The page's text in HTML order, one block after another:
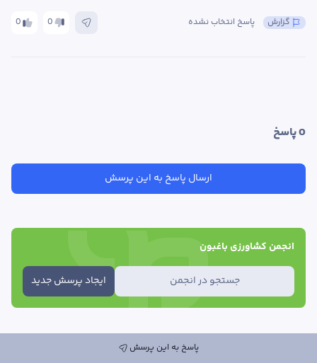
0 0 پاسخ انتخاب نشده گزارش
0 پاسخ
ارسال پاسخ به این پرسش
انجمن کشاورزی باغبون
ایجاد پرسش جدید جستجو در انجمن
پاسخ به این پرسش